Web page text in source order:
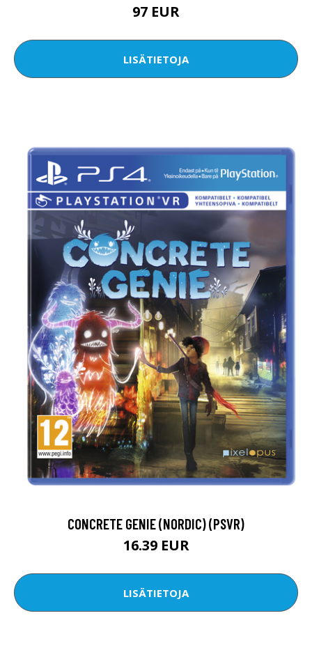
97 EUR
LISÄTIETOJA
CONCRETE GENIE (NORDIC) (PSVR)
16.39 EUR
LISÄTIETOJA